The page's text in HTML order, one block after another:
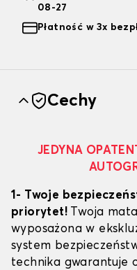
08-27
Płatność w 3x
Cechy
JEDYNA
1- Twoje
priorytet! Twoja
wyposażona w
system
technika gwarantuje